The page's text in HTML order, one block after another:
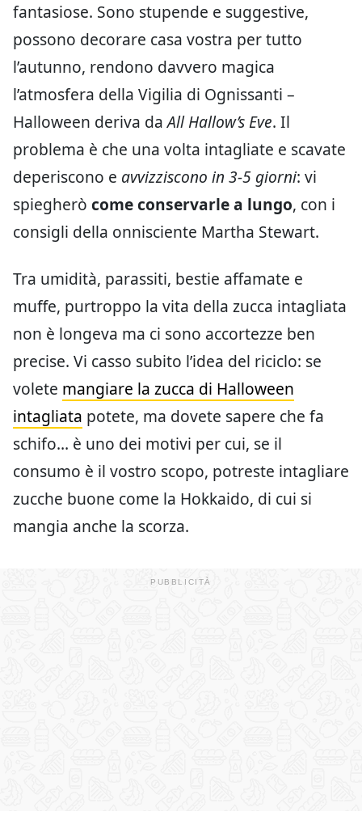
fantasiose. Sono stupende e suggestive,
possono decorare casa vostra per tutto
l’autunno, rendono davvero magica
l’atmosfera della Vigilia di Ognissanti –
Halloween deriva daAll Hallow’s Eve. Il
problema è che una volta intagliate e scavate
deperiscono e avvizziscono in 3-5 giorni: vi
spiegherò come conservarle a lungo, con i
consigli della onnisciente Martha Stewart.
Tra umidità, parassiti, bestie affamate e
muffe, purtroppo la vita della zucca intagliata
non è longeva ma ci sono accortezze ben
precise. Vi casso subito l’idea del riciclo: se
volete mangiare la zucca di Halloween
intagliata potete, ma dovete sapere che fa
schifo… è uno dei motivi per cui, se il
consumo è il vostro scopo, potreste intagliare
zucche buone come la Hokkaido, di cui si
mangia anche la scorza.